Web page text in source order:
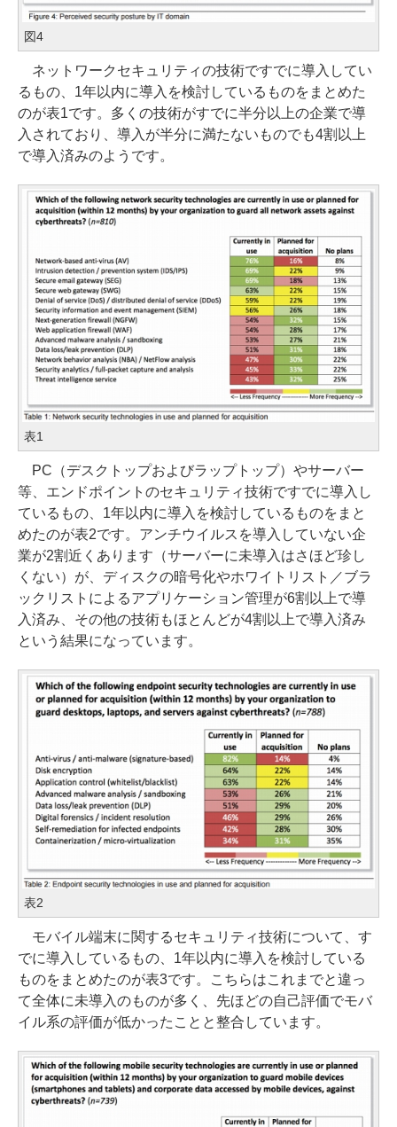
図4
ネットワークセキュリティの技術ですでに導入してい
るもの、1年以内に導入を検討しているものをまとめた
のが表1です。多くの技術がすでに半分以上の企業で導
入されており、導入が半分に満たないものでも4割以上
で導入済みのようです。
表1
PC（デスクトップおよびラップトップ）やサーバー
等、エンドポイントのセキュリティ技術ですでに導入し
ているもの、1年以内に導入を検討しているものをまと
めたのが表2です。アンチウイルスを導入していない企
業が2割近くあります（サーバーに未導入はさほど珍し
くない）が、ディスクの暗号化やホワイトリスト／ブラ
ックリストによるアプリケーション管理が6割以上で導
入済み、その他の技術もほとんどが4割以上で導入済み
という結果になっています。
表2
モバイル端末に関するセキュリティ技術について、す
でに導入しているもの、1年以内に導入を検討している
ものをまとめたのが表3です。こちらはこれまでと違っ
て全体に未導入のものが多く、先ほどの自己評価でモバ
イル系の評価が低かったことと整合しています。